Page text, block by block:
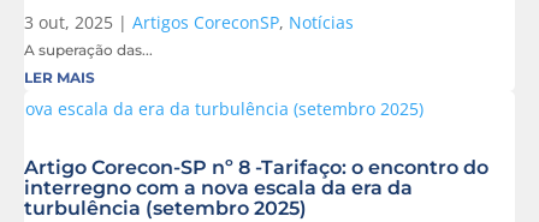
3 out, 2025 | Artigos CoreconSP, Notícias
A superação das...
LER MAIS
Artigo Corecon-SP nº 8 -Tarifaço: o encontro do
interregno com a nova escala da era da
turbulência (setembro 2025)